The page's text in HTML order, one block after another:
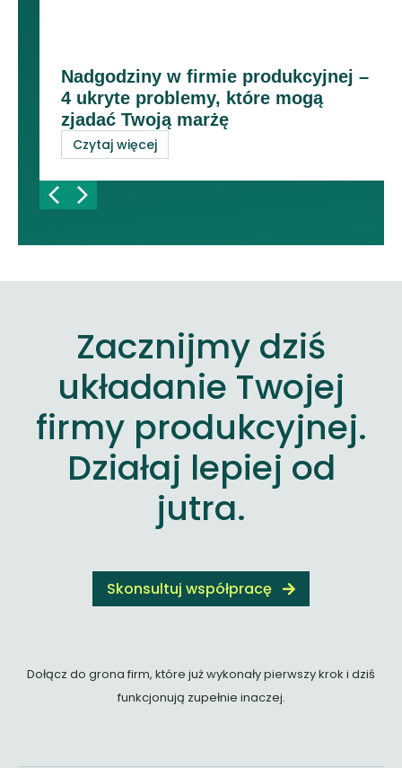
Nadgodziny w firmie produkcyjnej –
4 ukryte problemy, które mogą
zjadać Twoją marżę
Czytaj więcej
Zacznijmy dziś
układanie Twojej
firmy produkcyjnej.
Działaj lepiej od
jutra.
Skonsultuj współpracę
Dołącz do grona firm, które już wykonały pierwszy krok i dziś
funkcjonują zupełnie inaczej.